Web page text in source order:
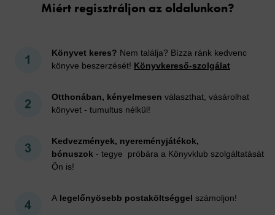
Miért regisztráljon az oldalunkon?
Könyvet keres? Nem találja? Bízza ránk kedvenc
könyve beszerzését! Könyvkereső-szolgálat
Otthonában, kényelmesen választhat, vásárolhat
könyvet - tumultus nélkül!
Kedvezmények, nyereményjátékok,
bónuszok - tegye próbára a Könyvklub szolgáltatását
Ön is!
A legelőnyösebb postaköltséggel számoljon!